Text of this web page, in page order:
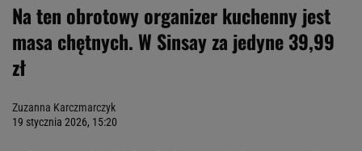
Na ten obrotowy organizer kuchenny jest
masa chętnych. W Sinsay za jedyne 39,99
zł
Zuzanna Karczmarczyk
19 stycznia 2026, 15:20